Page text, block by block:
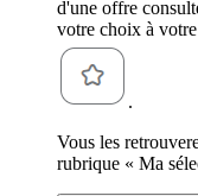
d'une offre
votre choix à
.
Vous les
rubrique « Ma